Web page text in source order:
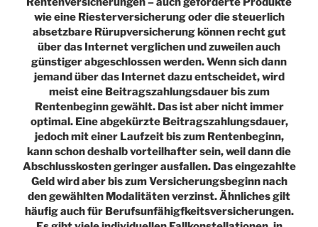
wie eine Riesterversicherung oder die steuerlich
absetzbare Rürupversicherung können recht gut
über das Internet verglichen und zuweilen auch
günstiger abgeschlossen werden. Wenn sich dann
jemand über das Internet dazu entscheidet, wird
meist eine Beitragszahlungsdauer bis zum
Rentenbeginn gewählt. Das ist aber nicht immer
optimal. Eine abgekürzte Beitragszahlungsdauer,
jedoch mit einer Laufzeit bis zum Rentenbeginn,
kann schon deshalb vorteilhafter sein, weil dann die
Abschlusskosten geringer ausfallen. Das eingezahlte
Geld wird aber bis zum Versicherungsbeginn nach
den gewählten Modalitäten verzinst. Ähnliches gilt
häufig auch für Berufsunfähigfkeitsversicherungen.